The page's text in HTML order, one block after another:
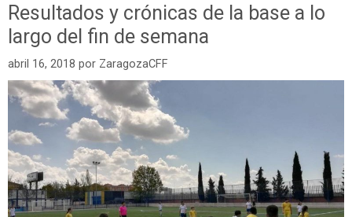
Resultados y crónicas de la base a lo
largo del fin de semana
abril 16, 2018 por ZaragozaCFF